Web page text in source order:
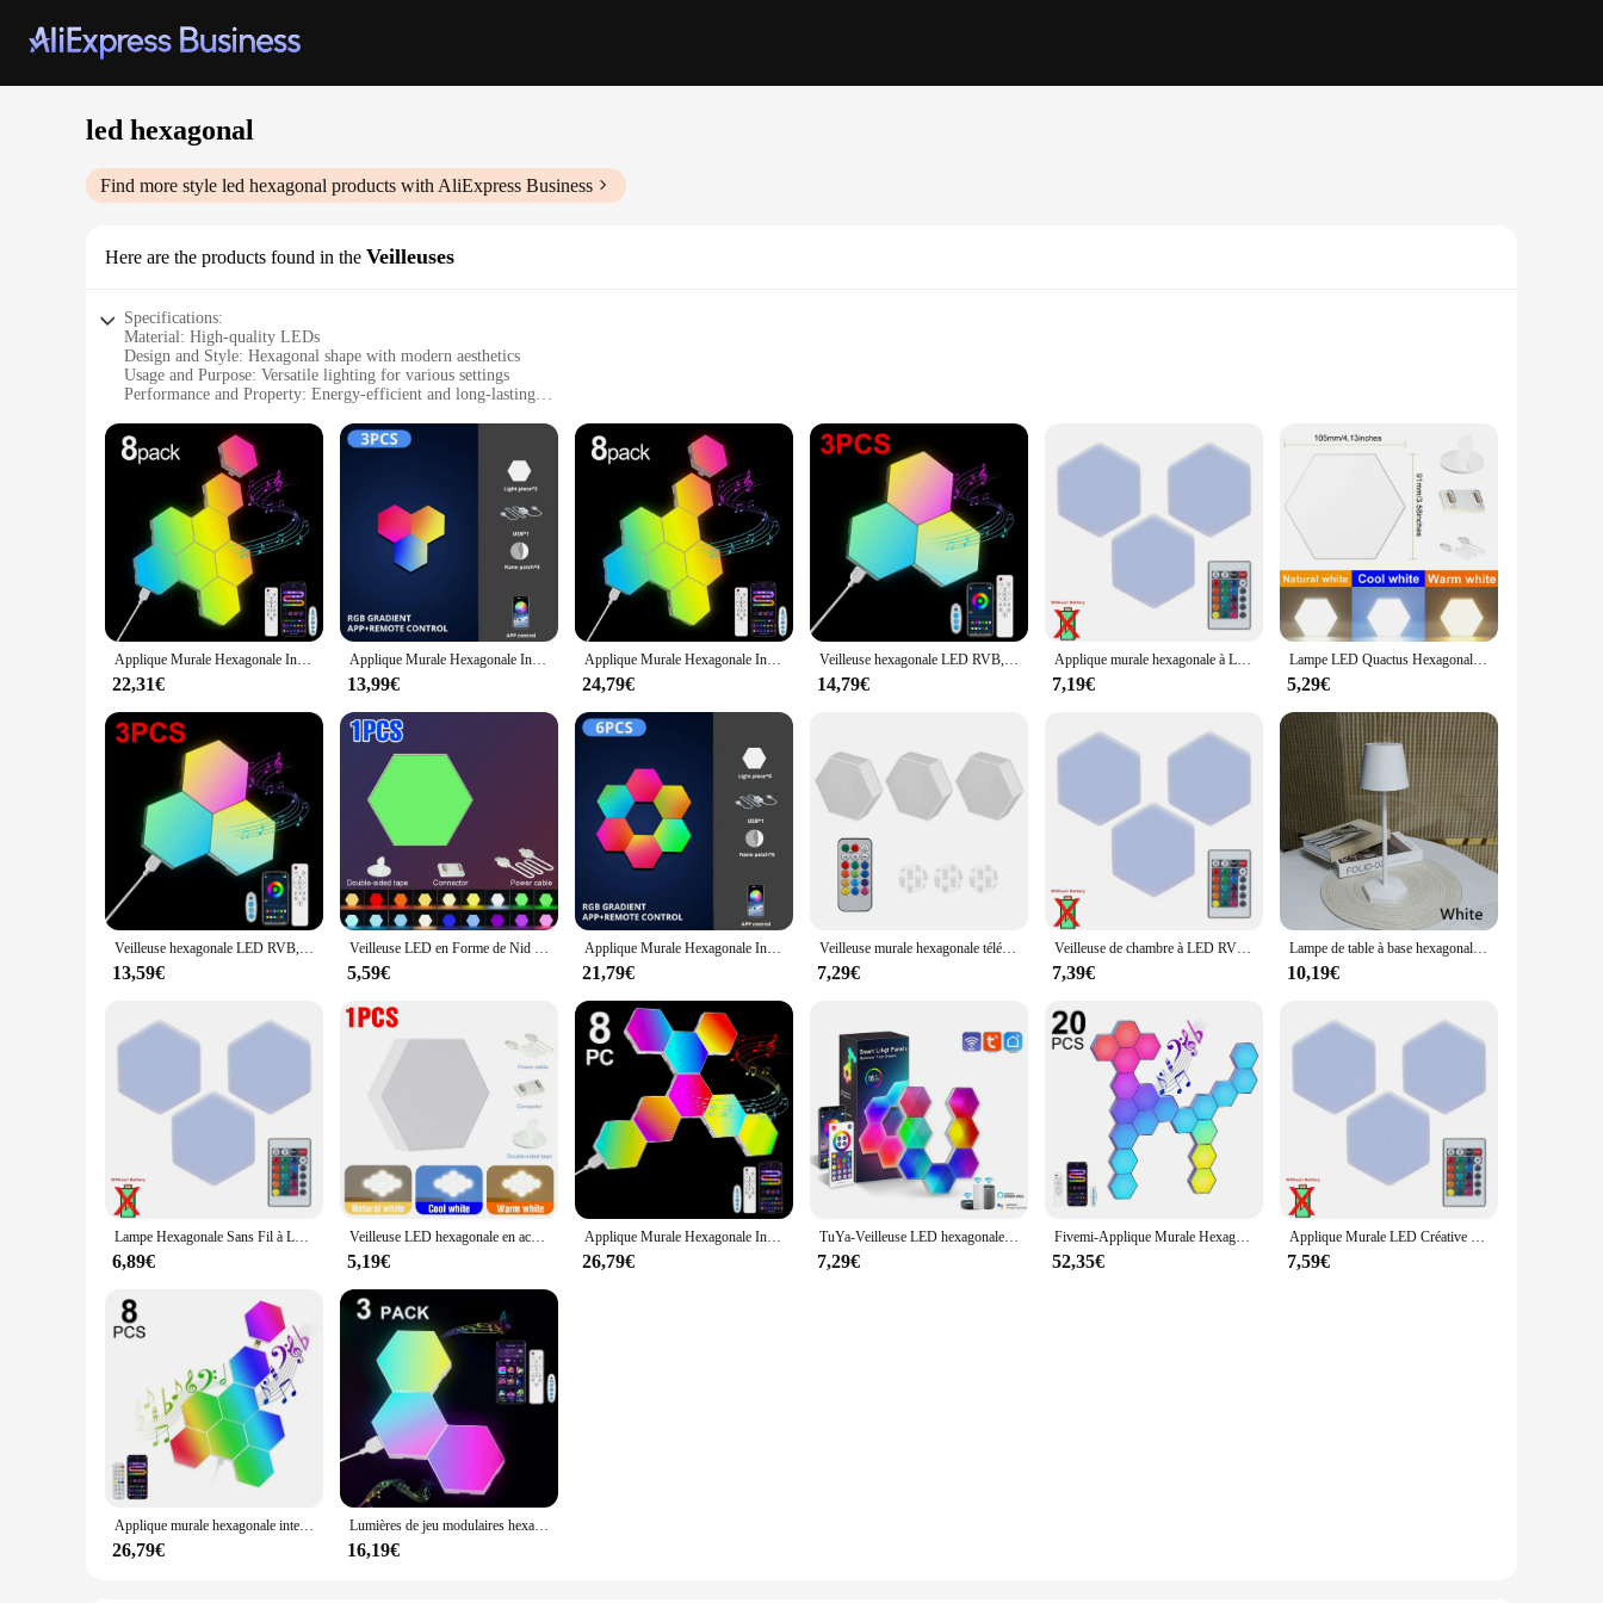
led hexagonal
Find more style led hexagonal products with AliExpress Business
Here are the products found in the Veilleuses
Specifications:
Material: High-quality LEDs
Design and Style: Hexagonal shape with modern aesthetics
Usage and Purpose: Versatile lighting for various settings
Performance and Property: Energy-efficient and long-lasting
Parts and Accessories: Comes with necessary hardware for easy installation
Features:
**Energy-Efficient Lighting**
Illuminate your space with the LED hexagonal Veilleuses, a cutting-edge lighting solution that combines style with energy efficiency. These hexagonal lights are not just aesthetically pleasing but also
designed to be energy-efficient, ensuring that you can enjoy bright and vibrant lighting without worrying about your electricity bill. The LED technology used in these lights provides a long lifespan,
reducing the need for frequent replacements and maintenance.
**Versatile Lighting Options**
Whether you're looking to create a cozy ambiance in your living room or add a touch of modernity to your office space, the LED hexagonal Veilleuses are versatile enough to meet your needs. These
lights are perfect for a variety of settings, including homes, offices, and commercial spaces. The hexagonal design adds a unique geometric pattern that can enhance the visual appeal of any room,
making it an excellent choice for interior design enthusiasts.
**Ease of Installation and Wholesale Opportunities**
looking to purchase in bulk, these lights are available for wholesale purchase, making them an attractive option for vendors and suppliers. With their wholesale availability, these lights are not just for
sale but for creating a dynamic lighting experience for any space.
Applique Murale Hexagonale Intelligente RVB, Changement de Documents, Veilleuse Ambiante, Forme de Musique DIY, Dangthm pour Salle de Jeux, Chambre à Coucher Intelligente
22,31€
Applique Murale Hexagonale Intelligente RVB, Changement de Documents, Veilleuse Ambiante, Forme DYI, Musique, Dangthm, Contrôle du Céscope, Salle de Jeux, Chambre à Coucher
13,99€
Applique Murale Hexagonale Intelligente RVB en Forme de Hexagone, Luminaire Décoratif d'Nik, Idéal pour une Chambre à Coucher ou une Chambre à Coucher
24,79€
Veilleuse hexagonale LED RVB, Bluetooth, applique murale intérieure, télécommande, ordinateur, salle de jeux, décoration de chambre, chevet
14,79€
Applique murale hexagonale à LED RVB, lumière de quactus, veilleuse à capteur tactile, lampe en accent d'abeille bricolage, décoration de bar et de fête, escales lumineuses
7,19€
Lampe LED Quactus Hexagonale en Nid d'Abeille, Applique Murale Modulaire Moderne, Bricolage Créatif, Décoration de Chambre, Veilleuse Tactile à Intensité Réglable, 3 Couleurs
5,29€
Veilleuse hexagonale LED RVB, Bluetooth, applique murale intérieure, télécommande, ordinateur, salle de jeux, décoration de chambre, chevet
13,59€
Veilleuse LED en Forme de Nid d'Abeille Hexagone Modulaire, Lampe de Quactus, Décorations de Chambre à Coucher, Bricolage, Créatif, Moderne, Applique Murale, DC 5V, Gradation Tactile
5,59€
Applique Murale Hexagonale Intelligente RVB, Changement de Documents, Veilleuse Ambiante, Forme de Musique DIY, Dangthm pour Salle de Jeux, Chambre à Coucher Intelligente
21,79€
Veilleuse murale hexagonale télécommandée, assemblage de géométrie créative, lumière LED colorée pour chambre à coucher, décoration de bricolage
7,29€
Veilleuse de chambre à LED RVB avec télécommande, lampe de document hexagonale, décoration géométrique créative, salon, chambre à coucher, bricolage
7,39€
Lampe de table à base hexagonale LED, multicolore, gradation tricolore, salle à manger, chambre à coucher, table à manger, décoration à la mode, nouveau
10,19€
Lampe Hexagonale Sans Fil à LED RGB avec Capteur Tactile, Luminaire Décoratif d'Nik, Idéal pour une Chambre à Coucher, un Mur en Nid d'Abeille, Lanterne Colorée
6,89€
Veilleuse LED hexagonale en accent d'abeille, lampe de quactus modulaire, bricolage créatif, appliques murales modernes, décoration de chambre, USB, DC 5V, gradation tactile
5,19€
Applique Murale Hexagonale Intelligente RVB en Forme de Pièce, Luminaire Décoratif d'Ambiance, Idéal pour une Salle de Jeu ou un Document Proxy, Diviseur RGBW
26,79€
TuYa-Veilleuse LED hexagonale intelligente, Quactus, WiFi, Bluetooth, RVB, applique murale intérieure pour jeu, décoration de chambre, lampes d'escales
7,29€
Fivemi-Applique Murale Hexagonale Intelligente RVB, Veilleuse Ambiante, Musique DYI, Dangthm, Contrôle du Contrôle des Césages, Salle de Jeu, Chambre à Coucher, Document Proxy
52,35€
Applique Murale LED Créative en Forme d'Épissure de Quactus, Modulaire, Sensible au Toucher, Lampes Hexagonales, Décoration Magnétique, Lam138
7,59€
Applique murale hexagonale intelligente RVB, changement de documents, veilleuse ambiante, forme de bricolage, musique pendant, salle de jeu, chambre à coucher, Noël intelligent
26,79€
Lumières de jeu modulaires hexagonales intelligentes, panneau mural RVB, lumière en forme de accent d'abeille, lumière de jeu, musique, diviseur, paquet de 20, 12, 8/3
16,19€